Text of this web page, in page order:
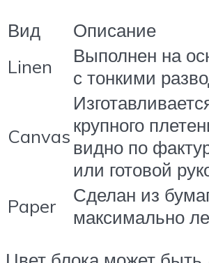
Вид
Описание
Linen
Выполнен на
с тонкими
Canvasкрупного
видно по
или готовой
Paper
Сделан из
максимально